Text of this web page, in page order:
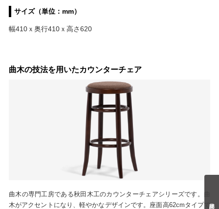
サイズ（単位：mm）
幅410ｘ奥行410ｘ高さ620
曲木の技法を用いたカウンターチェア
曲木の専門工房である秋田木工のカウンターチェアシリーズです。曲
木がアクセントになり、軽やかなデザインです。座面高62cmタイプで